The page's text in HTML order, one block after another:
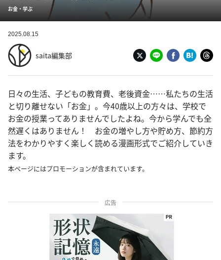
お金・学ぶ
2025.08.15
saita編集部
日々の生活、子どもの教育費、老後資金……私たちの生活
と切り離せない「お金」。今40歳以上の方々は、学校で
お金の授業ってありませんでしたよね。今から学んでも全
然遅くはありません！ お金の増やし方や貯め方、節約方
法をわかりやすく楽しく読める漫画形式でご紹介していき
ます。
本ページにはプロモーションが含まれています。
広告